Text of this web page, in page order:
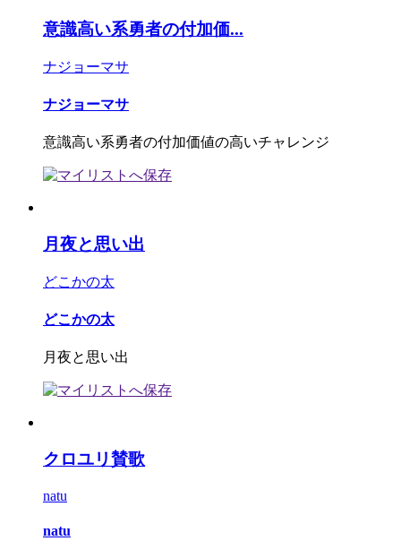
意識高い系勇者の付加価...
ナジョーマサ
ナジョーマサ
意識高い系勇者の付加価値の高いチャレンジ
月夜と思い出
どこかの太
どこかの太
月夜と思い出
クロユリ賛歌
natu
natu